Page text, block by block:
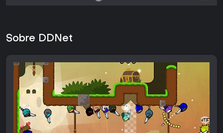
Sobre DDNet